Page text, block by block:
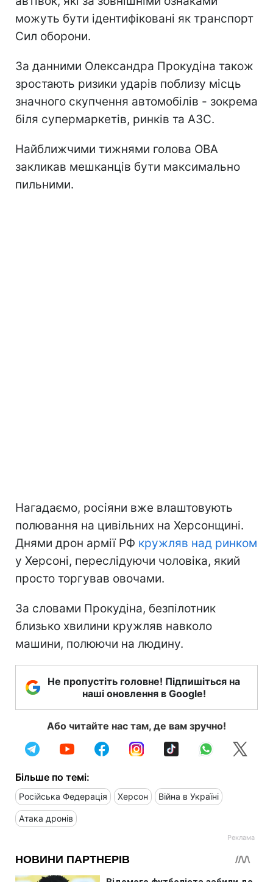
можуть бути ідентифіковані як транспорт
Сил оборони.
За данними Олександра Прокудіна також
зростають ризики ударів поблизу місць
значного скупчення автомобілів - зокрема
біля супермаркетів, ринків та АЗС.
Найближчими тижнями голова ОВА
закликав мешканців бути максимально
пильними.
Нагадаємо, росіяни вже влаштовують
полювання на цивільних на Херсонщині.
Днями дрон армії РФ кружляв над ринком
у Херсоні, переслідуючи чоловіка, який
просто торгував овочами.
За словами Прокудіна, безпілотник
близько хвилини кружляв навколо
машини, полюючи на людину.
Не пропустіть головне! Підпишіться на
наші оновлення в Google!
Або читайте нас там, де вам зручно!
Більше по темі:
Російська Федерація Херсон Війна в Україні
Атака дронів